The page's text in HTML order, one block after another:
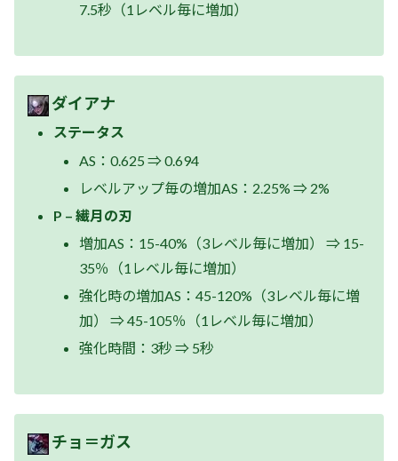
7.5秒（1レベル毎に増加）
ダイアナ
ステータス
AS：0.625 ⇒ 0.694
レベルアップ毎の増加AS：2.25% ⇒ 2%
P – 繊月の刃
増加AS：15-40%（3レベル毎に増加） ⇒ 15-
35％（1レベル毎に増加）
強化時の増加AS：45-120%（3レベル毎に増
加） ⇒ 45-105％（1レベル毎に増加）
強化時間：3秒 ⇒ 5秒
チョ＝ガス